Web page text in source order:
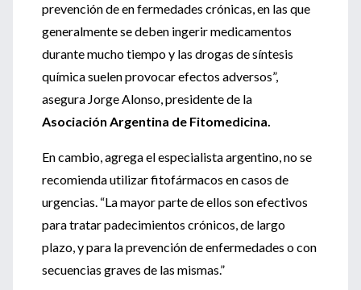
prevención de en fermedades crónicas, en las que
generalmente se deben ingerir medicamentos
durante mucho tiempo y las drogas de síntesis
química suelen provocar efectos adversos”,
asegura Jorge Alonso, presidente de la
Asociación Argentina de Fitomedicina.
En cambio, agrega el especialista argentino, no se
recomienda utilizar fitofármacos en casos de
urgencias. “La mayor parte de ellos son efectivos
para tratar padecimientos crónicos, de largo
plazo, y para la prevención de enfermedades o con
secuencias graves de las mismas.”